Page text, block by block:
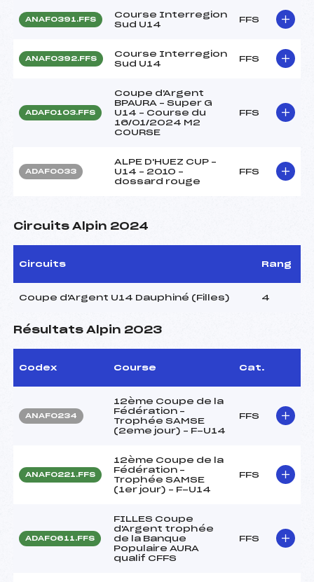
ANAF0391.FFS
Course Interregion
Sud U14
FFS
ANAF0392.FFS
Course Interregion
Sud U14
FFS
ADAF0103.FFS
Coupe d'Argent
BPAURA – Super G
U14 – Course du
16/01/2024 M2
COURSE
FFS
ADAF0033
ALPE D'HUEZ CUP –
U14 – 2010 –
dossard rouge
FFS
Circuits Alpin 2024
Circuits Rang
Coupe d'Argent U14 Dauphiné (Filles) 4
Résultats Alpin 2023
Codex Course Cat.
ANAF0234
12ème Coupe de la
Fédération –
Trophée SAMSE
(2eme jour) – F-U14
FFS
ANAF0221.FFS
12ème Coupe de la
Fédération –
Trophée SAMSE
(1er jour) – F-U14
FFS
ADAF0611.FFS
FILLES Coupe
d'Argent trophée
de la Banque
Populaire AURA
qualif CFFS
FFS